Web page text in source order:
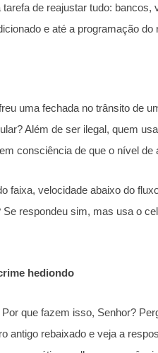
de reajustar tudo:
e até a programação do
uma fechada no trânsito de
Além de ser ilegal, quem
consciência de que o nível de
faixa, velocidade abaixo do
respondeu sim, mas usa o
hediondo
que fazem isso, Senhor?
antigo rebaixado e veja a